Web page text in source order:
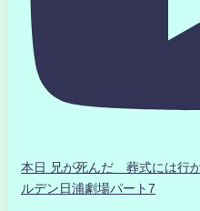
本日 兄が死んだ 葬式には行
ルデン日浦劇場パート7